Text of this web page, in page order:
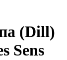
(Dill)
Sens